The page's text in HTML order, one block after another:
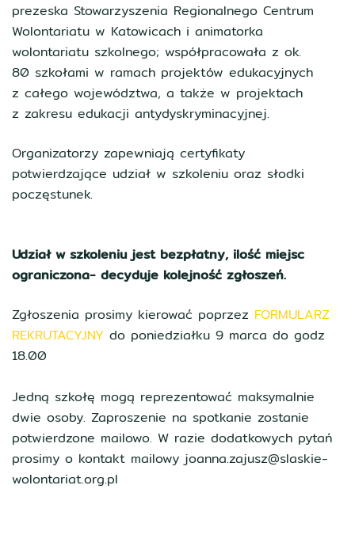
prezeska Stowarzyszenia Regionalnego Centrum
Wolontariatu w Katowicach i animatorka
wolontariatu szkolnego; współpracowała z ok.
80 szkołami w ramach projektów edukacyjnych
z całego województwa, a także w projektach
z zakresu edukacji antydyskryminacyjnej.
Organizatorzy zapewniają certyfikaty
potwierdzające udział w szkoleniu oraz słodki
poczęstunek.
Udział w szkoleniu jest bezpłatny, ilość miejsc
ograniczona- decyduje kolejność zgłoszeń.
Zgłoszenia prosimy kierować poprzez FORMULARZ
REKRUTACYJNY do poniedziałku 9 marca do godz
18.00
Jedną szkołę mogą reprezentować maksymalnie
dwie osoby. Zaproszenie na spotkanie zostanie
potwierdzone mailowo. W razie dodatkowych pytań
prosimy o kontakt mailowy joanna.zajusz@slaskie-
wolontariat.org.pl